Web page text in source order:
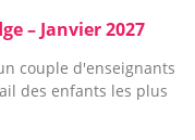
– Janvier 2027
couple d'enseignants
des enfants les plus